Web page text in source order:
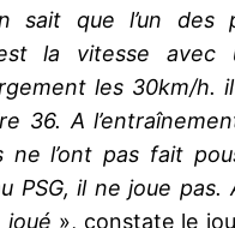
sait que l’un des
la vitesse avec
les 30km/h.
36. A
ne l’ont pas fait
PSG, il ne joue pas.
joué », constate le